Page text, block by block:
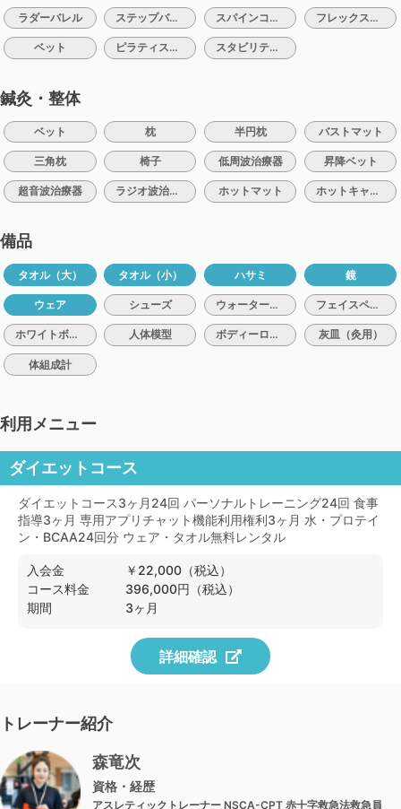
ラダーバレル ステップバレル スパインコレクター フレックスバンド
ベット ピラティスボール スタビリティクッション
鍼灸・整体
ベット 枕 半円枕 バストマット
三角枕 椅子 低周波治療器 昇降ベット
超音波治療器 ラジオ波治療器 ホットマット ホットキャビン
備品
タオル（大） タオル（小） ハサミ 鏡
ウェア シューズ ウォーターサーバー フェイスペーパー
ホワイトボード 人体模型 ボディーローション 灰皿（灸用）
体組成計
利用メニュー
ダイエットコース
ダイエットコース3ヶ月24回 パーソナルトレーニング24回 食事
指導3ヶ月 専用アプリチャット機能利用権利3ヶ月 水・プロテイ
ン・BCAA24回分 ウェア・タオル無料レンタル
入会金
￥22,000（税込）
コース料金
396,000円（税込）
期間
3ヶ月
詳細確認
トレーナー紹介
森竜次
資格・経歴
アスレティックトレーナー NSCA-CPT 赤十字救急法救急員